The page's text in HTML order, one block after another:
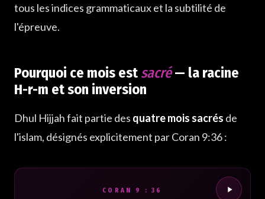
tous les indices grammaticaux et la subtilité de
l'épreuve.
Pourquoi ce mois estsacré— la racine
H-r-m et son inversion
Dhul Hijjah fait partie des quatre mois sacrés de
l'islam, désignés explicitement par Coran 9:36 :
CORAN 9 : 36